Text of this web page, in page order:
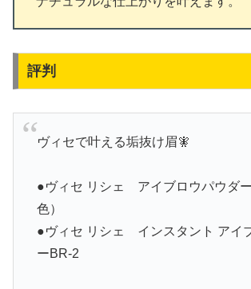
評判
ヴィセで叶える垢抜け眉🧚
●ヴィセ リシェ アイブロウパウダ
色）
●ヴィセ リシェ インスタント アイ
ーBR-2